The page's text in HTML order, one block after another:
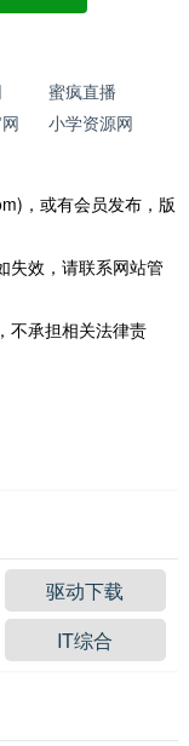
蜜疯直播
小学资源网
，或有会员发布，版
失效，请联系网站管
不承担相关法律责
驱动下载
IT综合